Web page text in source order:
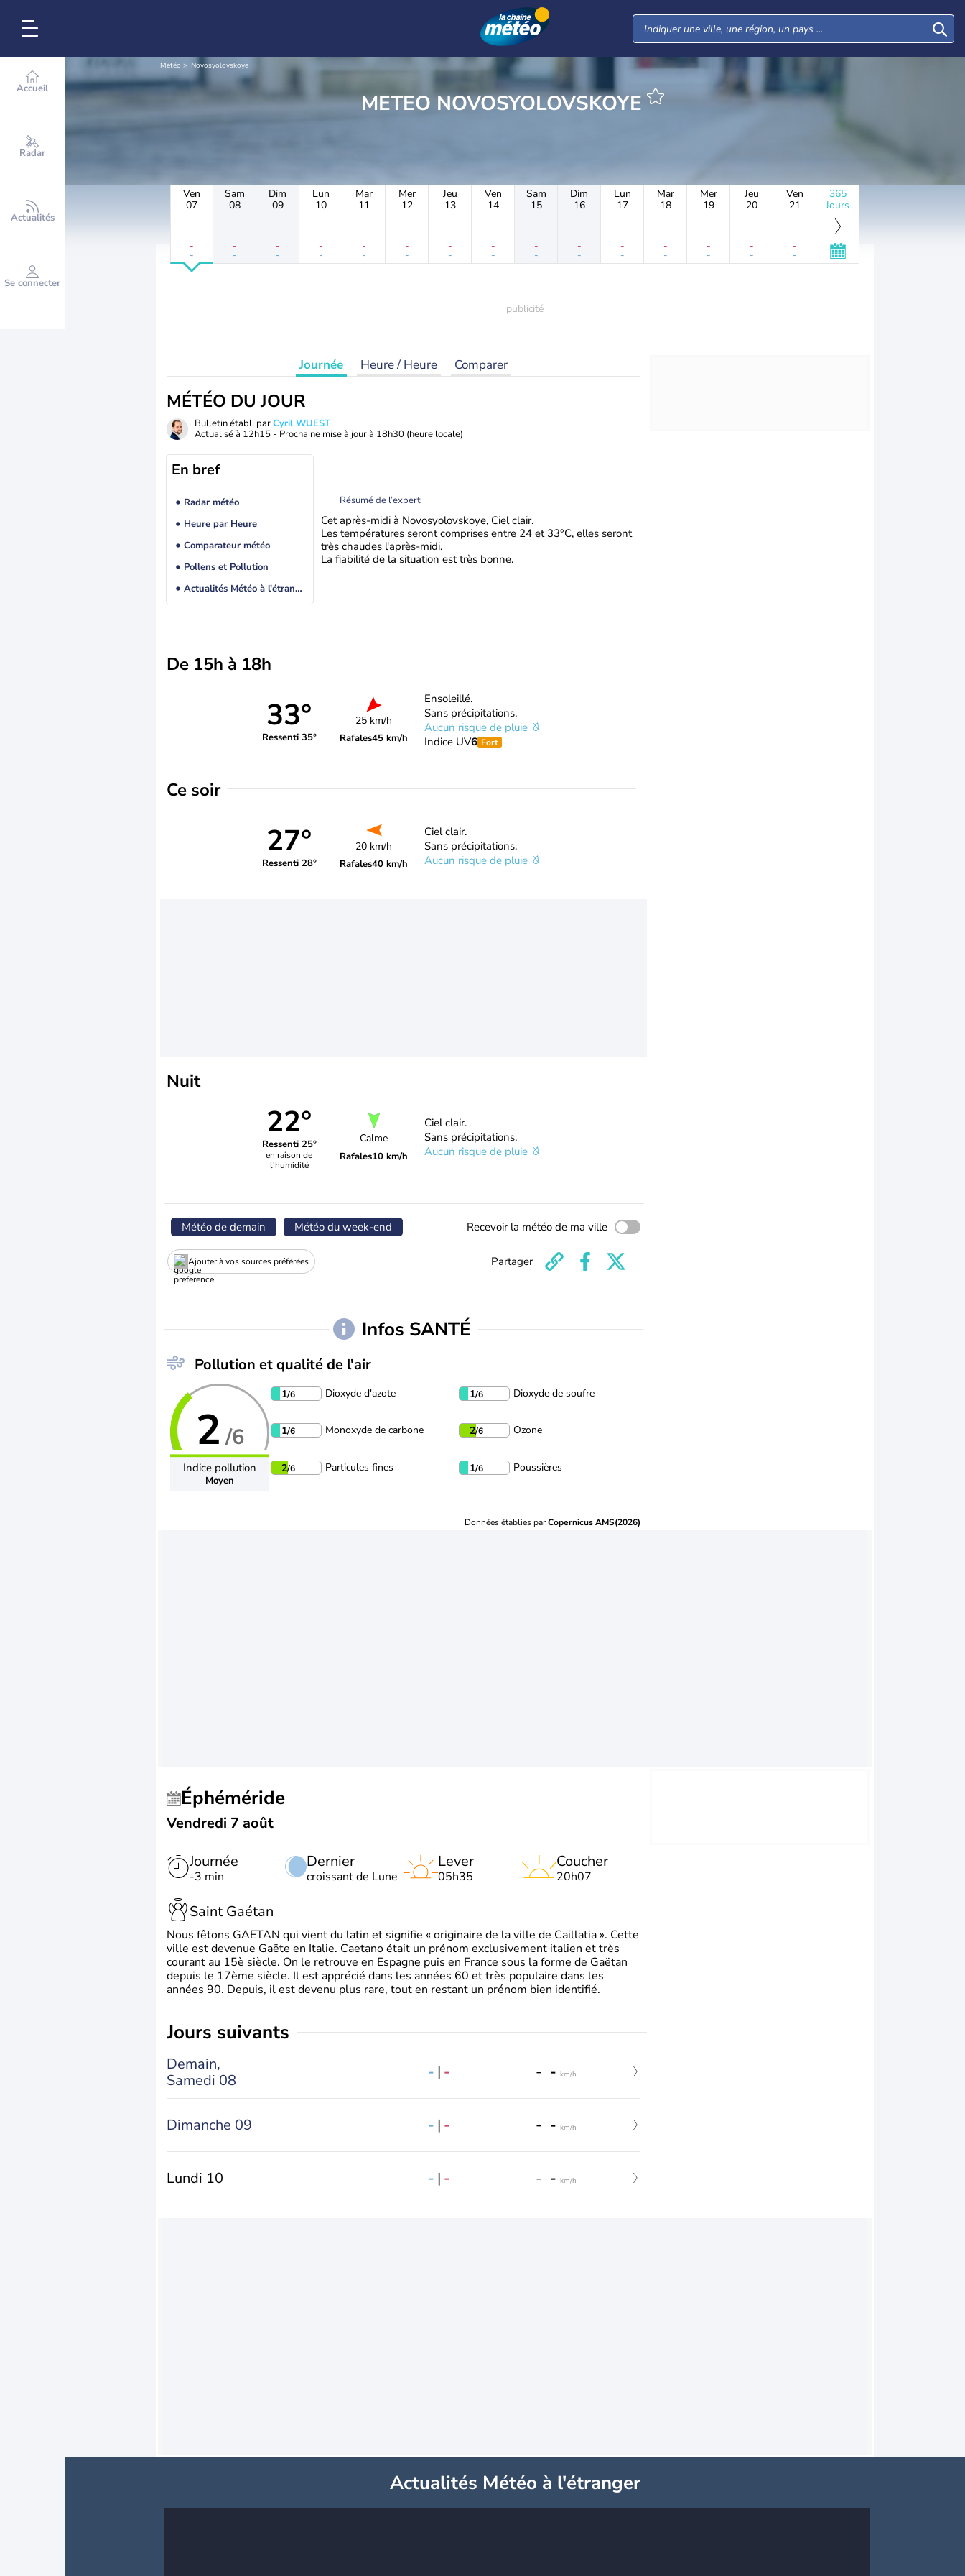
Accueil
Radar
Actualités
Se connecter
Météo Novosyolovskoye
METEO NOVOSYOLOVSKOYE
Ven
07
-
-
Sam
08
-
-
Dim
09
-
-
Lun
10
-
-
Mar
11
-
-
Mer
12
-
-
Jeu
13
-
-
Ven
14
-
-
Sam
15
-
-
Dim
16
-
-
Lun
17
-
-
Mar
18
-
-
Mer
19
-
-
Jeu
20
-
-
Ven
21
-
-
365
Jours
Journée Heure / Heure Comparer
MÉTÉO DU JOUR
Bulletin établi parCyril WUEST
Actualisé à 12h15 - Prochaine mise à jour à 18h30 (heure locale)
En bref
Radar météo
Heure par Heure
Comparateur météo
Pollens et Pollution
Actualités Météo à l'étranger
Résumé de l’expert
Cet après-midi à Novosyolovskoye, Ciel clair.
Les températures seront comprises entre 24 et 33°C, elles seront
très chaudes l'après-midi.
La fiabilité de la situation est très bonne.
De 15h à 18h
33°
Ressenti 35°
25 km/h
Rafales45 km/h
Ensoleillé.
Sans précipitations.
Aucun risque de pluie
Indice UV6 Fort
Ce soir
27°
Ressenti 28°
20 km/h
Rafales40 km/h
Ciel clair.
Sans précipitations.
Aucun risque de pluie
Nuit
22°
Ressenti 25°
en raison de
l'humidité
Calme
Rafales10 km/h
Ciel clair.
Sans précipitations.
Aucun risque de pluie
Météo de demain Météo du week-end Recevoir la météo de ma ville
Ajouter à vos sources préférées Partager
Infos SANTÉ
Pollution et qualité de l'air
2 /6
Indice pollution
Moyen
1/6 Dioxyde d'azote 1/6 Dioxyde de soufre
1/6 Monoxyde de carbone 2/6 Ozone
2/6 Particules fines 1/6 Poussières
Données établies parCopernicus AMS(2026)
Éphéméride
Vendredi 7 août
Journée
-3 min
Dernier
croissant de Lune
Lever
05h35
Coucher
20h07
Saint Gaétan
Nous fêtons GAETAN qui vient du latin et signifie « originaire de la ville de Caillatia ». Cette
ville est devenue Gaëte en Italie. Caetano était un prénom exclusivement italien et très
courant au 15è siècle. On le retrouve en Espagne puis en France sous la forme de Gaëtan
depuis le 17ème siècle. Il est apprécié dans les années 60 et très populaire dans les
années 90. Depuis, il est devenu plus rare, tout en restant un prénom bien identifié.
jours suivants
Demain,
Samedi 08
- | - - - km/h
Dimanche 09 - | - - - km/h
Lundi 10 - | - - - km/h
Actualités Météo à l'étranger